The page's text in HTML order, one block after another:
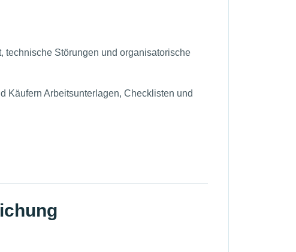
technische Störungen und organisatorische
Käufern Arbeitsunterlagen, Checklisten und